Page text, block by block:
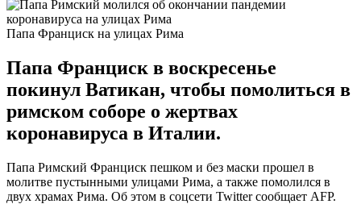
Папа Франциск на улицах Рима
Папа Франциск в воскресенье
покинул Ватикан, чтобы помолиться в
римском соборе о жертвах
коронавируса в Италии.
Папа Римский Франциск пешком и без маски прошел в
молитве пустынными улицами Рима, а также помолился в
двух храмах Рима. Об этом в соцсети Twitter сообщает AFP.